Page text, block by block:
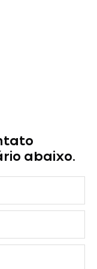
abaixo.